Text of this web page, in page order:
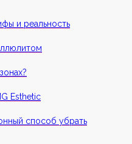
и реальность
Esthetic
способ убрать